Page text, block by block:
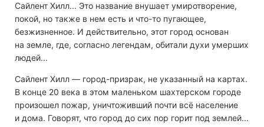
Сайлент Хилл... Это название внушает умиротворение,
покой, но также в нем есть и что-то пугающее,
безжизненное. И действительно, этот город основан
на земле, где, согласно легендам, обитали духи умерших
людей...
Сайлент Хилл — город-призрак, не указанный на картах.
В конце 20 века в этом маленьком шахтерском городе
произошел пожар, уничтоживший почти всё население
и дома. Говорят, что город до сих пор горит под землей...